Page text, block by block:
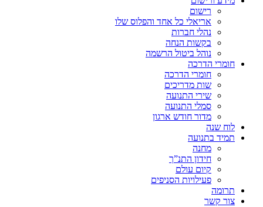
רישום
אריאלי כל אחד והפלוס שלו
נהלי חברות
בקשות הנחה
נוהל ביטול הרשמה
חומרי הדרכה
חומרי הדרכה
שות מדריכים
שירי התנועה
סמלי התנועה
מדור חודש ארגון
לוח שנה
תמיד בתנועה
מחנה
חידון התנ”ך
קיום עולם
פעילויות הסניפים
תרומה
צור קשר